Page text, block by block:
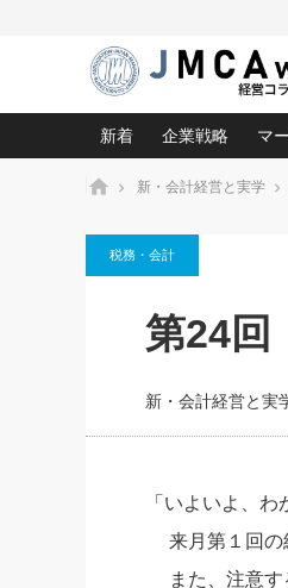
新着 企業戦略
中小企業の「
利益を最大化
強い会社を築
日本レーザー
武器としての
継続経営 百話
野田久美子 香
マ
は
最
ホーム 新・会計経営と実学
税務・会計
第24
新・会計経営と実
「いよいよ、
来月第１回の
また、注意す